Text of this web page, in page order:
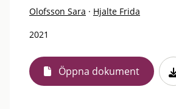
Olofsson Sara · Hjalte Frida
2021
Öppna dokument